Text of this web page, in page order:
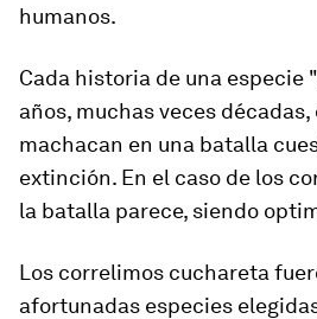
humanos.
Cada historia de una
años, muchas veces décadas,
machacan en una batalla
extinción. En el caso de los
la batalla parece, siendo
Los correlimos cuchareta
afortunadas especies